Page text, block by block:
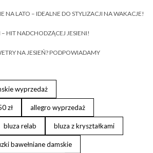
NA LATO – IDEALNE DO STYLIZACJI NA WAKACJE!
HIT NADCHODZĄCEJ JESIENI!
NA JESIEŃ? PODPOWIADAMY
wyprzedaż
zł allegro wyprzedaż
bluza relab bluza z kryształkami
bawełniane damskie